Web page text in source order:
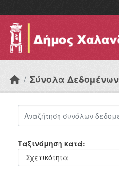
Σύνολα Δεδομένων
Ταξινόμηση κατά